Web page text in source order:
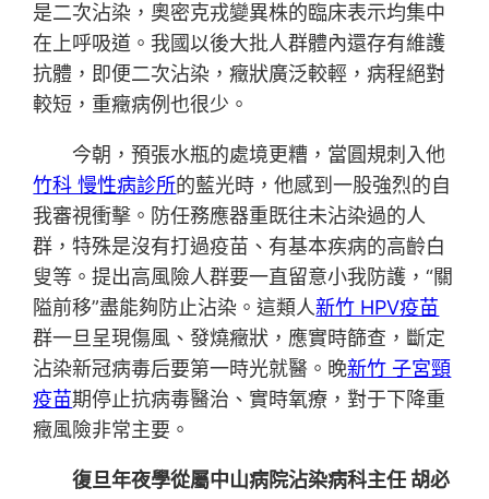
是二次沾染，奧密克戎變異株的臨床表示均集中
在上呼吸道。我國以後大批人群體內還存有維護
抗體，即便二次沾染，癥狀廣泛較輕，病程絕對
較短，重癥病例也很少。
今朝，預張水瓶的處境更糟，當圓規刺入他
竹科 慢性病診所的藍光時，他感到一股強烈的自
我審視衝擊。防任務應器重既往未沾染過的人
群，特殊是沒有打過疫苗、有基本疾病的高齡白
叟等。提出高風險人群要一直留意小我防護，“關
隘前移”盡能夠防止沾染。這類人新竹 HPV疫苗
群一旦呈現傷風、發燒癥狀，應實時篩查，斷定
沾染新冠病毒后要第一時光就醫。晚新竹 子宮頸
疫苗期停止抗病毒醫治、實時氧療，對于下降重
癥風險非常主要。
復旦年夜學從屬中山病院沾染病科主任 胡必